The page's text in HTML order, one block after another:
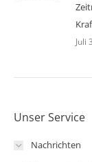
Juli
Unser Service
Nachrichten